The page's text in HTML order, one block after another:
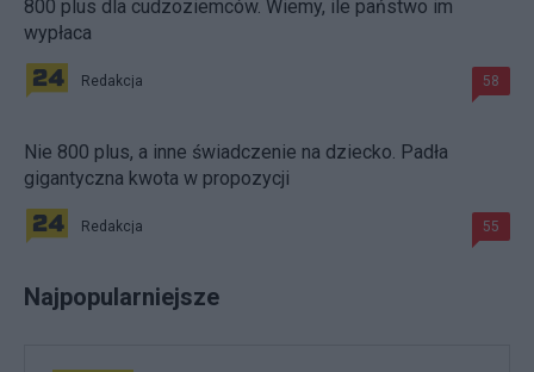
800 plus dla cudzoziemców. Wiemy, ile państwo im
wypłaca
Redakcja 58
Nie 800 plus, a inne świadczenie na dziecko. Padła
gigantyczna kwota w propozycji
Redakcja 55
Najpopularniejsze